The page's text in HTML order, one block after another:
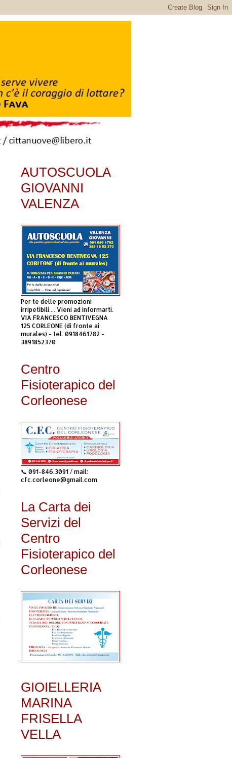
AUTOSCUOLA
GIOVANNI
VALENZA
Per te delle promozioni
irripetibili.... Vieni ad informarti.
VIA FRANCESCO BENTIVEGNA
125 CORLEONE (di fronte ai
murales) - tel. 0918461782 -
3891852370
Centro
Fisioterapico del
Corleonese
📞 091-846.3091 / mail:
cfc.corleone@gmail.com
La Carta dei
Servizi del
Centro
Fisioterapico del
Corleonese
GIOIELLERIA
MARINA
FRISELLA
VELLA